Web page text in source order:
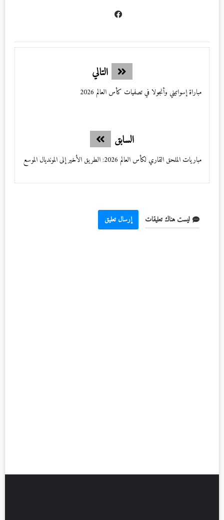
التالي
مباراة إسواتيني وأنجولا في تصفيات كأس العالم 2026
السابق
مباريات الملحق القاري لكأس العالم 2026: الطريق الأخير إلى المونديال الموسع
ليست هناك تعليقات إرسال تعليق